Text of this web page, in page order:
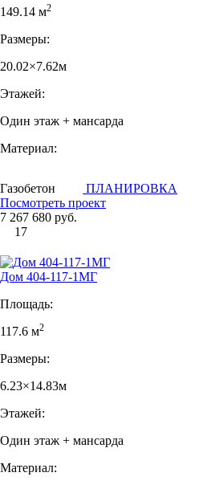
149.14 м2
Размеры:
20.02×7.62м
Этажей:
Один этаж + мансарда
Материал:
Газобетон
ПЛАНИРОВКА
Посмотреть проект
7 267 680 руб.
17
Дом 404-117-1МГ
Площадь:
117.6 м2
Размеры:
6.23×14.83м
Этажей:
Один этаж + мансарда
Материал: